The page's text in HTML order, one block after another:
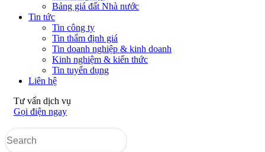
Bảng giá đất Nhà nước
Tin tức
Tin công ty
Tin thẩm định giá
Tin doanh nghiệp & kinh doanh
Kinh nghiệm & kiến thức
Tin tuyển dụng
Liên hệ
Tư vấn dịch vụ
Gọi điện ngay